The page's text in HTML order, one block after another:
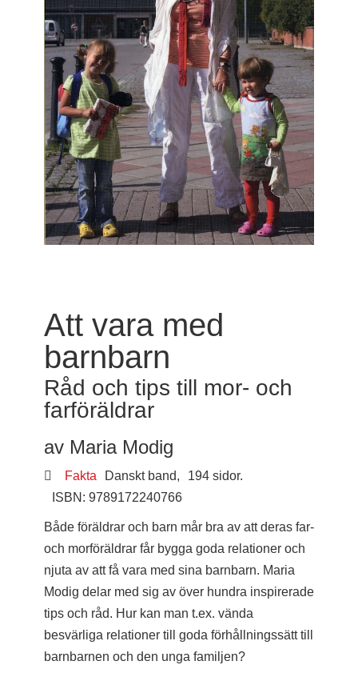
Att vara med
barnbarn
Råd och tips till mor- och
farföräldrar
av Maria Modig
Fakta Danskt band,
194 sidor.
ISBN: 9789172240766
Både föräldrar och barn mår bra av att deras far-
och morföräldrar får bygga goda relationer och
njuta av att få vara med sina barnbarn. Maria
Modig delar med sig av över hundra inspirerade
tips och råd. Hur kan man t.ex. vända
besvärliga relationer till goda förhållningssätt till
barnbarnen och den unga familjen?